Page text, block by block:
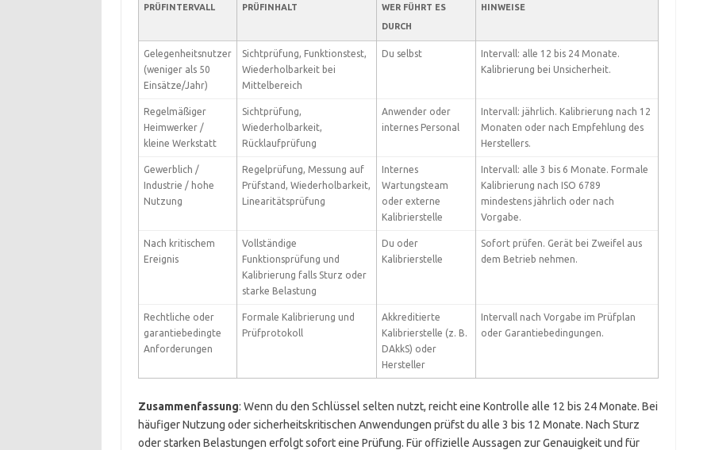
PRÜFINTERVALL PRÜFINHALT
WER FÜHRT ES
DURCH
HINWEISE
Gelegenheitsnutzer
(weniger als 50
Einsätze/Jahr)
Sichtprüfung, Funktionstest,
Wiederholbarkeit bei
Mittelbereich
Du selbst
Intervall: alle 12 bis 24 Monate.
Kalibrierung bei Unsicherheit.
Regelmäßiger
Heimwerker /
kleine Werkstatt
Sichtprüfung,
Wiederholbarkeit,
Rücklaufprüfung
Anwender oder
internes Personal
Intervall: jährlich. Kalibrierung nach 12
Monaten oder nach Empfehlung des
Herstellers.
Gewerblich /
Industrie / hohe
Nutzung
Regelprüfung, Messung auf
Prüfstand, Wiederholbarkeit,
Linearitätsprüfung
Internes
Wartungsteam
oder externe
Kalibrierstelle
Intervall: alle 3 bis 6 Monate. Formale
Kalibrierung nach ISO 6789
mindestens jährlich oder nach
Vorgabe.
Nach kritischem
Ereignis
Vollständige
Funktionsprüfung und
Kalibrierung falls Sturz oder
starke Belastung
Du oder
Kalibrierstelle
Sofort prüfen. Gerät bei Zweifel aus
dem Betrieb nehmen.
Rechtliche oder
garantiebedingte
Anforderungen
Formale Kalibrierung und
Prüfprotokoll
Akkreditierte
Kalibrierstelle (z. B.
DAkkS) oder
Hersteller
Intervall nach Vorgabe im Prüfplan
oder Garantiebedingungen.
Zusammenfassung: Wenn du den Schlüssel selten nutzt, reicht eine Kontrolle alle 12 bis 24 Monate. Bei
häufiger Nutzung oder sicherheitskritischen Anwendungen prüfst du alle 3 bis 12 Monate. Nach Sturz
oder starken Belastungen erfolgt sofort eine Prüfung. Für offizielle Aussagen zur Genauigkeit und für